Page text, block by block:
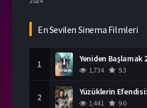
En Sevilen Sinema Filmleri
1 Yeniden Başlamak
1,734 9.3
2 Yüzüklerin
1,441 9.0